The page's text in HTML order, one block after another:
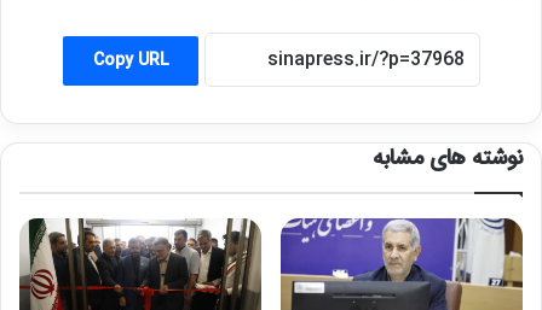
Copy URL
نوشته های مشابه